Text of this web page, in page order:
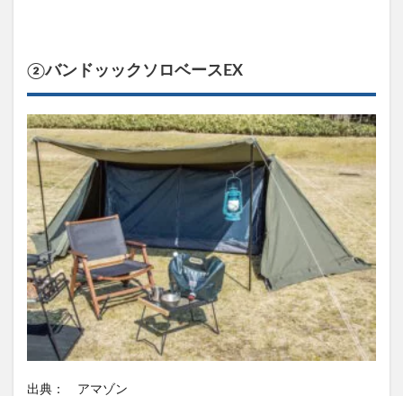
②バンドッックソロベースEX
出典： アマゾン